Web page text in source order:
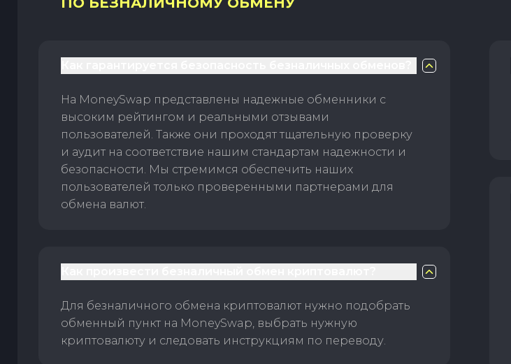
На MoneySwap представлены надежные обменники с
высоким рейтингом и реальными отзывами
пользователей. Также они проходят тщательную проверку
и аудит на соответствие нашим стандартам надежности и
безопасности. Мы стремимся обеспечить наших
пользователей только проверенными партнерами для
обмена валют.
Для безналичного обмена криптовалют нужно подобрать
обменный пункт на MoneySwap, выбрать нужную
криптовалюту и следовать инструкциям по переводу.